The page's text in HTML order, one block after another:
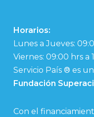
Horarios:
Lunes a Jueves:
Viernes: 09:00 hrs a
Servicio País ® es
Fundación
Con el